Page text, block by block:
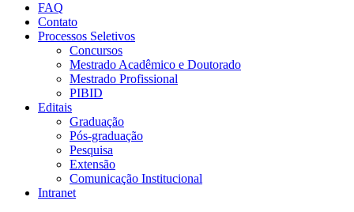
FAQ
Contato
Processos Seletivos
Concursos
Mestrado Acadêmico e Doutorado
Mestrado Profissional
PIBID
Editais
Graduação
Pós-graduação
Pesquisa
Extensão
Comunicação Institucional
Intranet